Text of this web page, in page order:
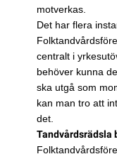
motverkas.
Det har flera
centralt i
behöver kunna
ska utgå som
kan man tro att
det.
Tandvårdsrädsla